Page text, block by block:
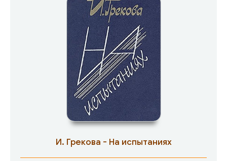
И. Грекова - На испытаниях